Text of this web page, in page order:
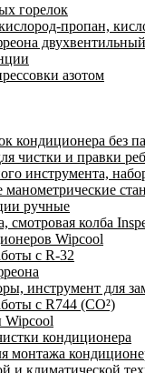
горелок
пропан,
двухвентильный
азотом
кондиционера без
чистки и правки
инструмента,
ручные
смотровая колба
Wipcool
с R-32
инструмент для
с R744 (CO²)
кондиционера
монтажа
и климатической